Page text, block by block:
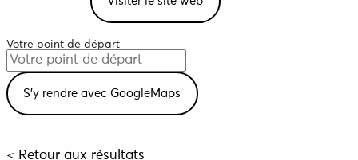
Votre point de départ
< Retour aux résultats